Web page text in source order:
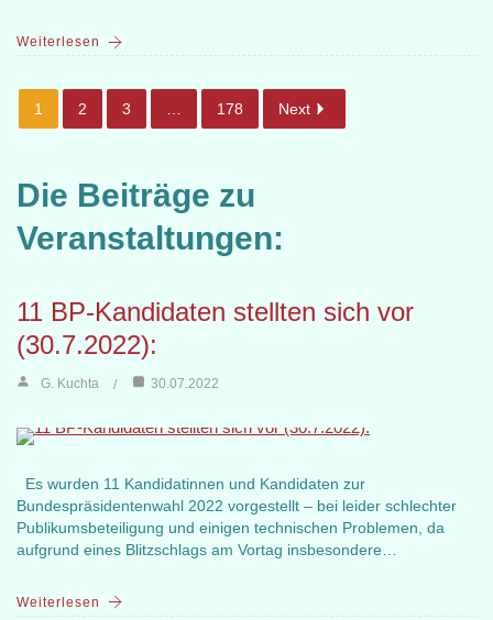
Weiterlesen
1 2 3 178 Next
Die Beiträge zu
Veranstaltungen:
11 BP-Kandidaten stellten sich vor
(30.7.2022):
G. Kuchta 30.07.2022
Es wurden 11 Kandidatinnen und Kandidaten zur
Bundespräsidentenwahl 2022 vorgestellt – bei leider schlechter
Publikumsbeteiligung und einigen technischen Problemen, da
aufgrund eines Blitzschlags am Vortag insbesondere…
Weiterlesen